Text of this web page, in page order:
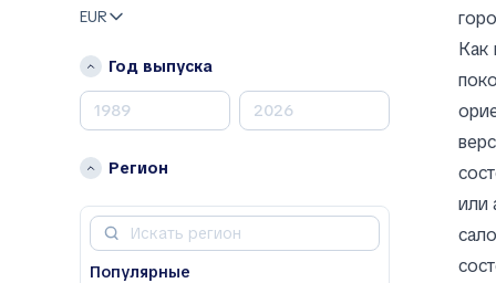
Volkswagen
Volvo
A
Acura
Aston Martin
Avatr
EUR
Год выпуска
Регион
Популярные
Как
или